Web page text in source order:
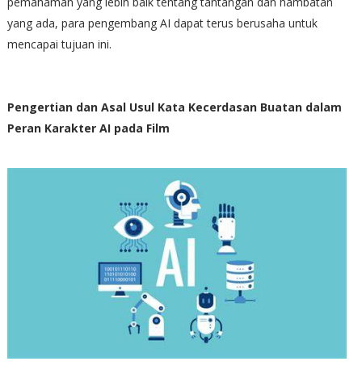
yang ada, para pengembang AI dapat terus berusaha untuk
mencapai tujuan ini.
Pengertian dan Asal Usul Kata Kecerdasan Buatan dalam
Peran Karakter AI pada Film